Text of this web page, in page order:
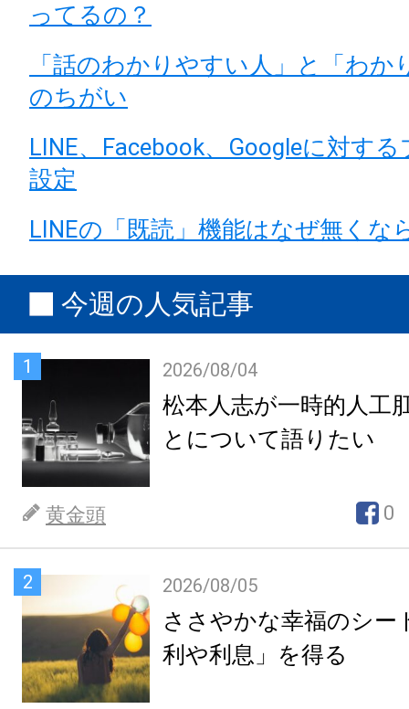
ってるの？
「話のわかりやすい人」と「わか
のちがい
LINE、Facebook、Googleに対す
設定
LINEの「既読」機能はなぜ無くな
今週の人気記事
1 2026/08/04
松本人志が一時的人工
とについて語りたい
黄金頭 0
2 2026/08/05
ささやかな幸福のシー
利や利息」を得る